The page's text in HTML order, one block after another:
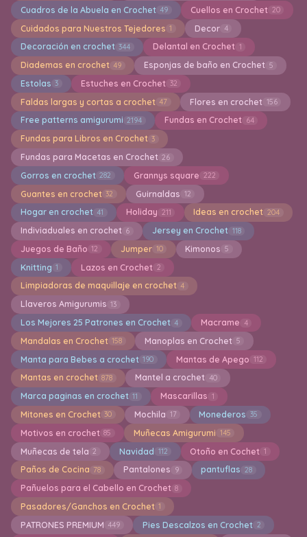
Cuadros de la Abuela en Crochet 49 Cuellos en Crochet 20
Cuidados para Nuestros Tejedores 1 Decor 4
Decoración en crochet 344 Delantal en Crochet 1
Diademas en crochet 49 Esponjas de baño en Crochet 5
Estolas 3 Estuches en Crochet 32
Faldas largas y cortas a crochet 47 Flores en crochet 156
Free patterns amigurumi 2194 Fundas en Crochet 64
Fundas para Libros en Crochet 3
Fundas para Macetas en Crochet 26
Gorros en crochet 282 Grannys square 222
Guantes en crochet 32 Guirnaldas 12
Hogar en crochet 41 Holiday 211 Ideas en crochet 204
Indiviaduales en crochet 6 Jersey en Crochet 118
Juegos de Baño 12 Jumper 10 Kimonos 5
Knitting 1 Lazos en Crochet 2
Limpiadoras de maquillaje en crochet 4
Llaveros Amigurumis 13
Los Mejores 25 Patrones en Crochet 4 Macrame 4
Mandalas en Crochet 158 Manoplas en Crochet 5
Manta para Bebes a crochet 190 Mantas de Apego 112
Mantas en crochet 878 Mantel a crochet 40
Marca paginas en crochet 11 Mascarillas 1
Mitones en Crochet 30 Mochila 17 Monederos 35
Motivos en crochet 85 Muñecas Amigurumi 145
Muñecas de tela 2 Navidad 112 Otoño en Cochet 1
Paños de Cocina 78 Pantalones 9 pantuflas 28
Pañuelos para el Cabello en Crochet 8
Pasadores/Ganchos en Crochet 1
PATRONES PREMIUM 449 Pies Descalzos en Crochet 2